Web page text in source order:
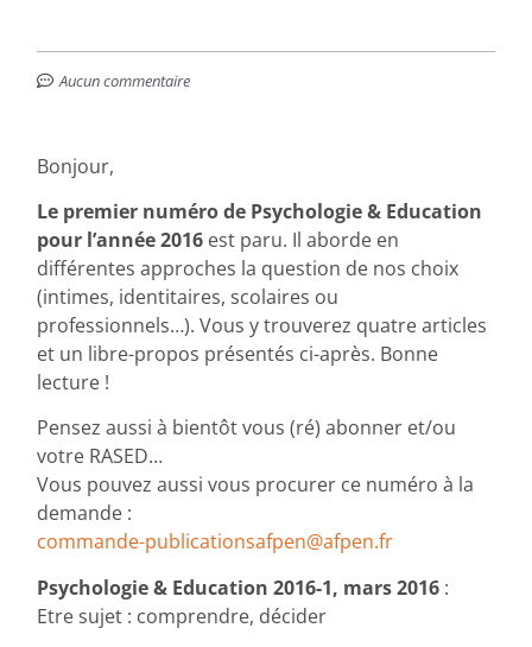
Aucun commentaire
Bonjour,
Le premier numéro de Psychologie & Education
pour l’année 2016 est paru. Il aborde en
différentes approches la question de nos choix
(intimes, identitaires, scolaires ou
professionnels…). Vous y trouverez quatre articles
et un libre-propos présentés ci-après. Bonne
lecture !
Pensez aussi à bientôt vous (ré) abonner et/ou
votre RASED…
Vous pouvez aussi vous procurer ce numéro à la
demande :
commande-publicationsafpen@afpen.fr
Psychologie & Education 2016-1, mars 2016 :
Etre sujet : comprendre, décider